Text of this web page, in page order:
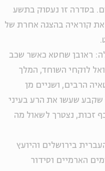
בסדרה זו נעסוק בתשע
את קוראיה בהצגה אחרת של
ראובן שחטא כאשר שכב
לוקחי השוחד, המלך
הרבים, ושניים מן
שקבע שעשו את הרע בעיני
זכות, נצטרך לשאול מה
בירושלים והיועץ
הארמיים וסידור